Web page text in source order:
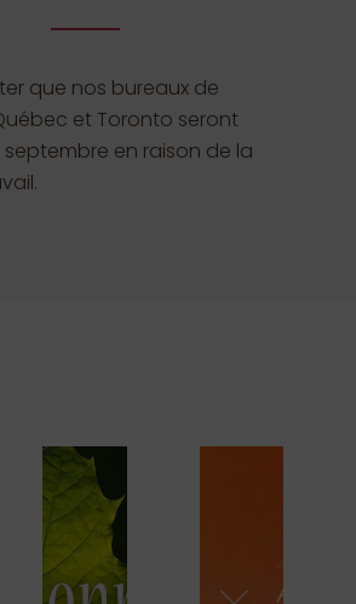
que nos bureaux de
et Toronto seront
septembre en raison de la